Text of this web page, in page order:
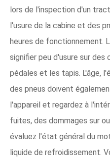
lors de l'inspection d'un
l'usure de la cabine et des
heures de fonctionnement.
signifier peu d'usure sur
pédales et les tapis. L'âge,
des pneus doivent
l'appareil et regardez à
fuites, des dommages sur
évaluez l'état général du
liquide de refroidissement.